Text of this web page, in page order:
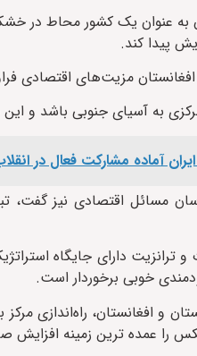
به عنوان یک کشور محاط در
پیدا کند.
مزیت‌های اقتصادی
به آسیای جنوبی باشد و
آماده مشارکت فعال در
مسائل اقتصادی نیز گفت،
و ترانزیت دارای جایگاه
خوبی برخوردار است.
و افغانستان، راه‌اندازی
را عمده ترین زمینه